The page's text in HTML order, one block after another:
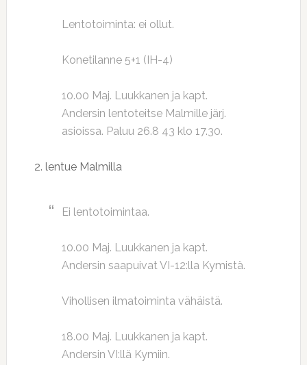
Lentotoiminta: ei ollut.
Konetilanne 5+1 (IH-4)
10.00 Maj. Luukkanen ja kapt.
Andersin lentoteitse Malmille järj.
asioissa. Paluu 26.8 43 klo 17.30.
2. lentue Malmilla
Ei lentotoimintaa.
10.00 Maj. Luukkanen ja kapt.
Andersin saapuivat VI-12:lla Kymistä.
Vihollisen ilmatoiminta vähäistä.
18.00 Maj. Luukkanen ja kapt.
Andersin VI:llä Kymiin.